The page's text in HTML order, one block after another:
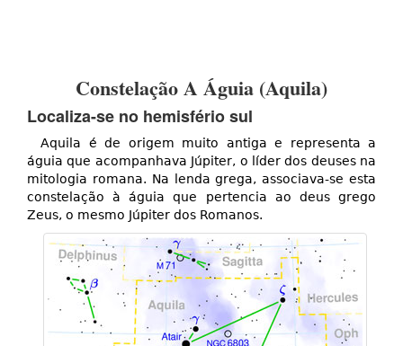
Constelação A Águia (Aquila)
Localiza-se no hemisfério sul
Aquila é de origem muito antiga e representa a
águia que acompanhava Júpiter, o líder dos deuses na
mitologia romana. Na lenda grega, associava-se esta
constelação à águia que pertencia ao deus grego
Zeus, o mesmo Júpiter dos Romanos.